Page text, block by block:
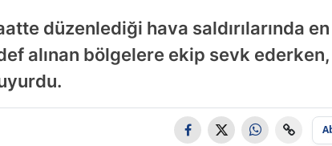
düzenlediği hava saldırılarında en
alınan bölgelere ekip sevk